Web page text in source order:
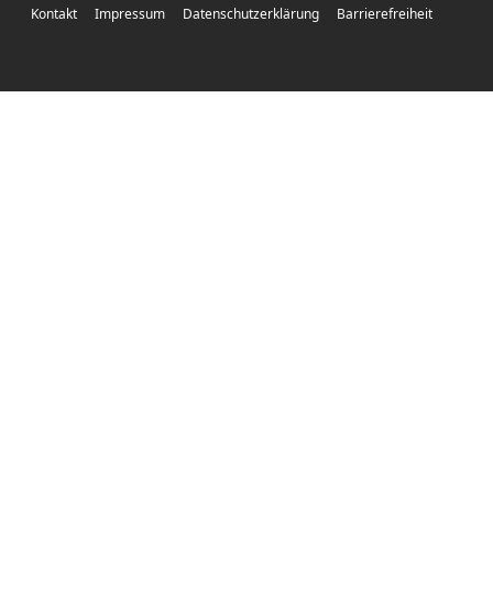
Kontakt Impressum Datenschutzerklärung Barrierefreiheit